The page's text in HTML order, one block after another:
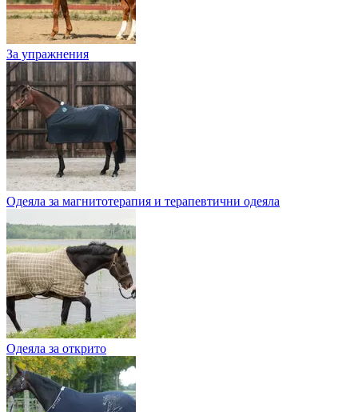
За упражнения
Одеяла за магнитотерапия и терапевтични одеяла
Одеяла за открито